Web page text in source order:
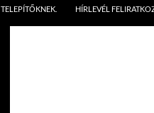
TELEPÍTŐKNEK. HÍRLEVÉL